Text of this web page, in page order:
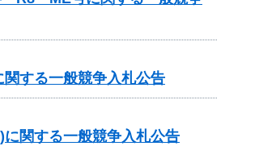
する一般競争入札公告
関する一般競争入札公告